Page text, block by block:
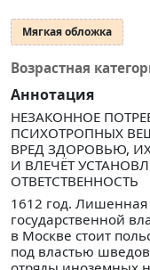
Мягкая обложка
Возрастная
Аннотация
НЕЗАКОННОЕ
ПСИХОТРОПНЫХ
ВРЕД ЗДОРОВЬЮ,
И ВЛЕЧЁТ
ОТВЕТСТВЕННОСТЬ
1612 год. Лишенная
государственной
в Москве стоит
под властью